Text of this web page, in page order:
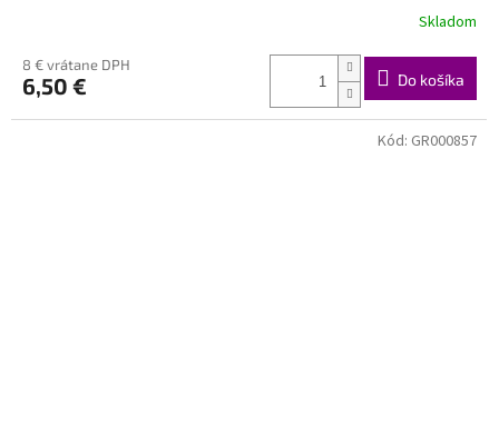
Skladom
8 € vrátane DPH
6,50 € Do košíka
Kód: GR000857